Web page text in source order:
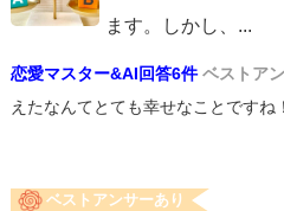
ます。しかし、 ...
恋愛マスター&AI回答6件 ベストア
えたなんてとても幸せなことですね
ベストアンサーあり